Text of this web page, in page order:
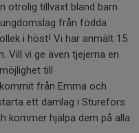
otrolig tillväxt bland barn
från födda
i höst! Vi har anmält 15
Vill vi ge även tjejerna en
till
från Emma och
ett damlag i Sturefors
kommer hjälpa dem på alla